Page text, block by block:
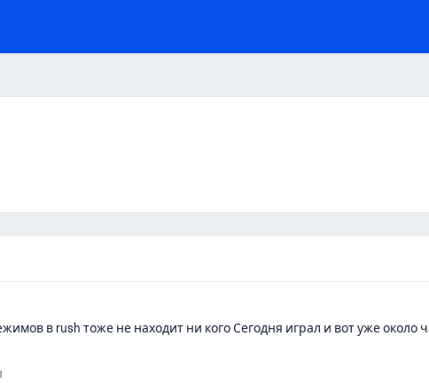
в rush тоже не находит ни кого Сегодня играл и вот уже около